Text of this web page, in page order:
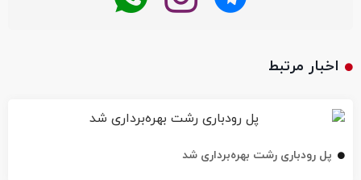
اخبار مرتبط
پل رودباری رشت بهره‌برداری شد